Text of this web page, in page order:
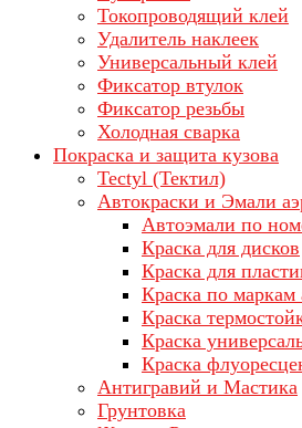
Токопроводящий клей
Удалитель наклеек
Универсальный клей
Фиксатор втулок
Фиксатор резьбы
Холодная сварка
Покраска и защита кузова
Tectyl (Тектил)
Автокраски и Эмали
Автоэмали по
Краска для дисков
Краска для
Краска по
Краска
Краска
Краска
Антигравий и Мастика
Грунтовка